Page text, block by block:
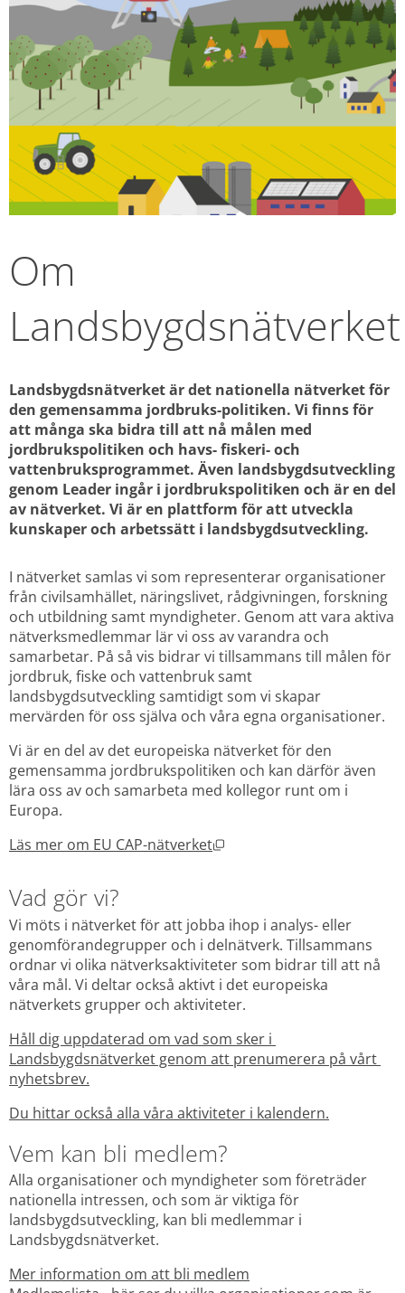
Om
Landsbygdsnätverket
Landsbygdsnätverket är det nationella nätverket för
den gemensamma jordbruks-politiken. Vi finns för
att många ska bidra till att nå målen med
jordbrukspolitiken och havs- fiskeri- och
vattenbruksprogrammet. Även landsbygdsutveckling
genom Leader ingår i jordbrukspolitiken och är en del
av nätverket. Vi är en plattform för att utveckla
kunskaper och arbetssätt i landsbygdsutveckling.
I nätverket samlas vi som representerar organisationer
från civilsamhället, näringslivet, rådgivningen, forskning
och utbildning samt myndigheter. Genom att vara aktiva
nätverksmedlemmar lär vi oss av varandra och
samarbetar. På så vis bidrar vi tillsammans till målen för
jordbruk, fiske och vattenbruk samt
landsbygdsutveckling samtidigt som vi skapar
mervärden för oss själva och våra egna organisationer.
Vi är en del av det europeiska nätverket för den
gemensamma jordbrukspolitiken och kan därför även
lära oss av och samarbeta med kollegor runt om i
Europa.
Läs mer om EU CAP-nätverket
Vad gör vi?
Vi möts i nätverket för att jobba ihop i analys- eller
genomförandegrupper och i delnätverk. Tillsammans
ordnar vi olika nätverksaktiviteter som bidrar till att nå
våra mål. Vi deltar också aktivt i det europeiska
nätverkets grupper och aktiviteter.
Håll dig uppdaterad om vad som sker i
Landsbygdsnätverket genom att prenumerera på vårt
nyhetsbrev.
Du hittar också alla våra aktiviteter i kalendern.
Vem kan bli medlem?
Alla organisationer och myndigheter som företräder
nationella intressen, och som är viktiga för
landsbygdsutveckling, kan bli medlemmar i
Landsbygdsnätverket.
Mer information om att bli medlem